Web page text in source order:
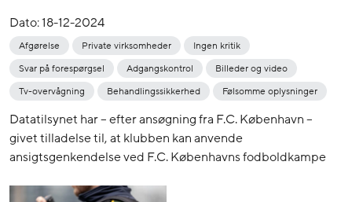
Dato:18-12-2024
Afgørelse Private virksomheder
Ingen kritik
Svar på forespørgsel
Adgangskontrol
Billeder og video
Tv-overvågning
Behandlingssikkerhed Følsomme oplysninger
Datatilsynet har – efter ansøgning fra F.C. København –
givet tilladelse til, at klubben kan anvende
ansigtsgenkendelse ved F.C. Københavns fodboldkampe